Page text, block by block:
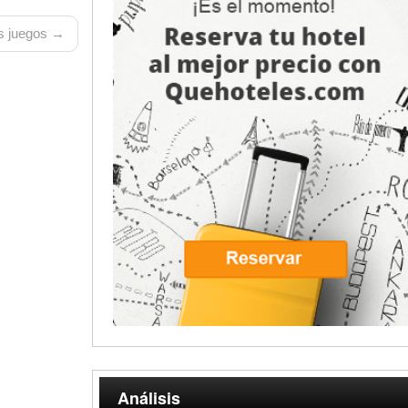
juegos →
Análisis